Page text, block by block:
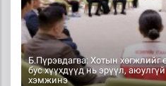
Б.Пүрэвдагва: Хотын хөгжлийг
бус хүүхдүүд нь эрүүл,
хэмжинэ